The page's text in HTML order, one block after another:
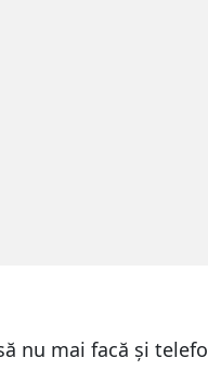
nu mai facă și